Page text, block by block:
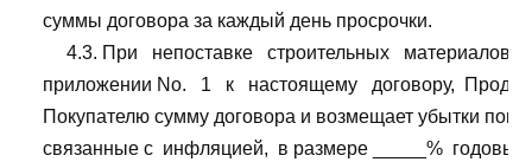
    суммы договора за каждый день просрочки.
4.3. При   непоставке   строительных   материалов,
приложении Nо.   1   к   настоящему   договору,
Покупателю сумму договора и возмещает убытки
связанные с  инфляцией,  в размере _____%